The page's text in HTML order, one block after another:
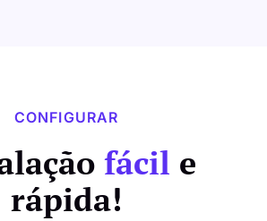
CONFIGURAR
fácil e
rápida!